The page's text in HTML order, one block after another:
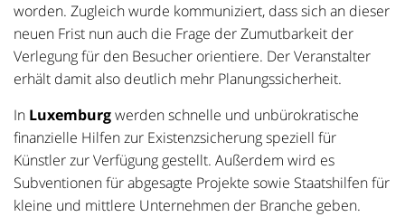
worden. Zugleich wurde kommuniziert, dass sich an dieser
neuen Frist nun auch die Frage der Zumutbarkeit der
Verlegung für den Besucher orientiere. Der Veranstalter
erhält damit also deutlich mehr Planungssicherheit.
In Luxemburgwerden schnelle und unbürokratische
finanzielle Hilfen zur Existenzsicherung speziell für
Künstler zur Verfügung gestellt. Außerdem wird es
Subventionen für abgesagte Projekte sowie Staatshilfen für
kleine und mittlere Unternehmen der Branche geben.